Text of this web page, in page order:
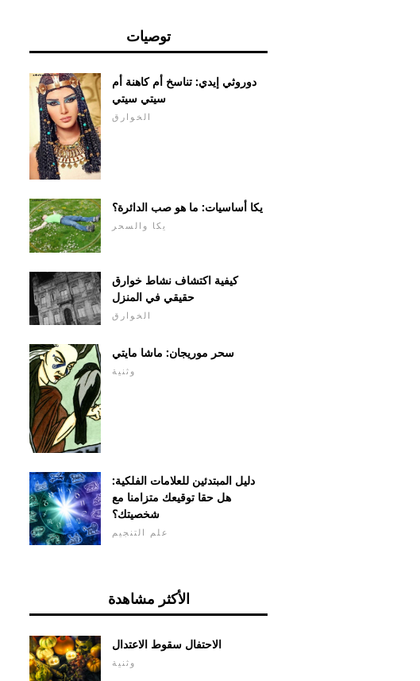
توصيات
دوروثي إيدي: تناسخ أم كاهنة أم
سيتي سيتي
الخوارق
يكا أساسيات: ما هو صب الدائرة؟
يكا والسحر
كيفية اكتشاف نشاط خوارق
حقيقي في المنزل
الخوارق
سحر موريجان: ماشا مايتي
وثنية
دليل المبتدئين للعلامات الفلكية:
هل حقا توقيعك متزامنا مع
شخصيتك؟
علم التنجيم
الأكثر مشاهدة
الاحتفال سقوط الاعتدال
وثنية